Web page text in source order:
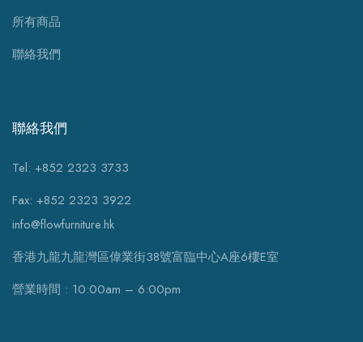
所有商品
聯絡我們
聯絡我們
Tel: +852 2323 3733
Fax: +852 2323 3922
info@flowfurniture.hk
香港九龍九龍灣區偉業街38號富臨中心A座6樓E室
營業時間 : 10:00am – 6:00pm